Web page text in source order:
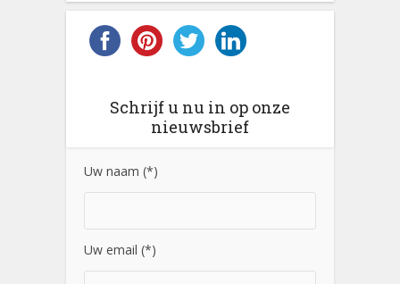
Schrijf u nu in op onze
nieuwsbrief
Uw naam (*)
Uw email (*)